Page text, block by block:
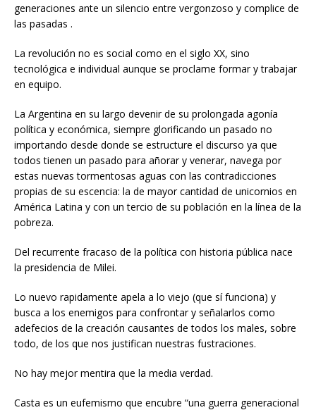
generaciones ante un silencio entre vergonzoso y complice de
las pasadas .
La revolución no es social como en el siglo XX, sino
tecnológica e individual aunque se proclame formar y trabajar
en equipo.
La Argentina en su largo devenir de su prolongada agonía
política y económica, siempre glorificando un pasado no
importando desde donde se estructure el discurso ya que
todos tienen un pasado para añorar y venerar, navega por
estas nuevas tormentosas aguas con las contradicciones
propias de su escencia: la de mayor cantidad de unicornios en
América Latina y con un tercio de su población en la línea de la
pobreza.
Del recurrente fracaso de la política con historia pública nace
la presidencia de Milei.
Lo nuevo rapidamente apela a lo viejo (que sí funciona) y
busca a los enemigos para confrontar y señalarlos como
adefecios de la creación causantes de todos los males, sobre
todo, de los que nos justifican nuestras fustraciones.
No hay mejor mentira que la media verdad.
Casta es un eufemismo que encubre “una guerra generacional